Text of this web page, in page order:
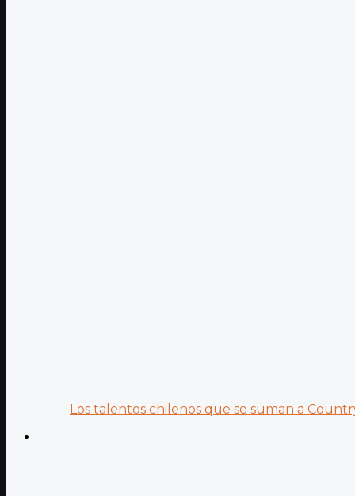
Los talentos chilenos que se suman a